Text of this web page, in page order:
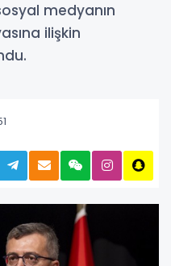
medyanın
ilişkin